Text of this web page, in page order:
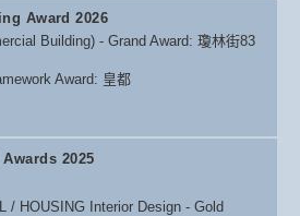
Award 2026
Building) - Grand Award: 瓊林街83
Award: 皇都
Awards 2025
/ HOUSING Interior Design - Gold